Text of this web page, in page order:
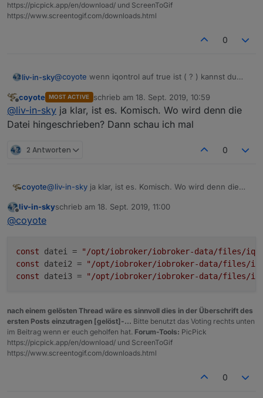
https://picpick.app/en/download/ und ScreenToGif
https://www.screentogif.com/downloads.html
0
liv-in-sky@coyote wenn iqontrol auf true ist ( ? ) kannst du
wird bei einem update des scripts mit false
umgeschrieben
Offline
coyote MOST ACTIVE schrieb am 18. Sept. 2019, 10:59
zuletzt editiert von
@liv-in-sky ja klar, ist es. Komisch. Wo wird denn die
Datei hingeschrieben? Dann schau ich mal
2 Antworten 0
coyote@liv-in-sky ja klar, ist es. Komisch. Wo wird denn die
Offline
liv-in-skyschrieb am 18. Sept. 2019, 11:00
zuletzt editiert von
@coyote
const datei =
"/opt/iobroker/iobroker-data/files/
const datei2 =
"/opt/iobroker/iobroker-data/files/
const datei3 = "/opt/iobroker/iobroker-data/files/
nach einem gelösten Thread wäre es sinnvoll dies in der Überschrift des
ersten Posts einzutragen [gelöst]-... Bitte benutzt das Voting rechts unten
im Beitrag wenn er euch geholfen hat. Forum-Tools: PicPick
https://picpick.app/en/download/ und ScreenToGif
https://www.screentogif.com/downloads.html
0